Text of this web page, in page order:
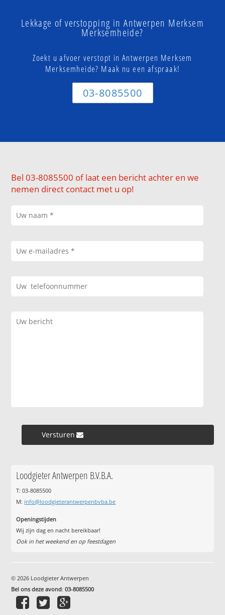
Lekkage of verstopping in Antwerpen Merksem
Merksemheide?
Zoekt u afvoer verstopt in Antwerpen Merksem
Merksemheide? Maak nu een afspraak!
03-8085500
Bel 03-8085500 of laat een bericht achter en we
nemen direct contact met u op!
Versturen »
Loodgieter Antwerpen B.V.B.A.
T: 03-8085500
M: info@loodgieterantwerpenbvba.be
Openingstijden
Wij zijn dag en nacht bereikbaar!
Ook in het weekend en op feestdagen
© 2026 Loodgieter Antwerpen
Bel ons deze avond:03-8085500